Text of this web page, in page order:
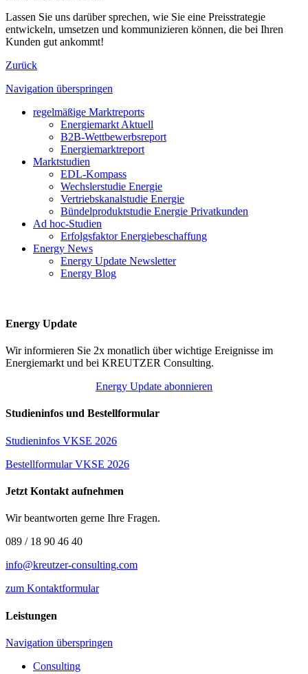
Lassen Sie uns darüber sprechen, wie Sie eine Preisstrategie
entwickeln, umsetzen und kommunizieren können, die bei Ihren
Kunden gut ankommt!
Zurück
Navigation überspringen
regelmäßige Marktreports
Energiemarkt Aktuell
B2B-Wettbewerbsreport
Energiemarktreport
Marktstudien
EDL-Kompass
Wechslerstudie Energie
Vertriebskanalstudie Energie
Bündelproduktstudie Energie Privatkunden
Ad hoc-Studien
Erfolgsfaktor Energiebeschaffung
Energy News
Energy Update Newsletter
Energy Blog
Energy Update
Wir informieren Sie 2x monatlich über wichtige Ereignisse im
Energiemarkt und bei KREUTZER Consulting.
Energy Update abonnieren
Studieninfos und Bestellformular
Studieninfos VKSE 2026
Bestellformular VKSE 2026
Jetzt Kontakt aufnehmen
Wir beantworten gerne Ihre Fragen.
089 / 18 90 46 40
info@kreutzer-consulting.com
zum Kontaktformular
Leistungen
Navigation überspringen
Consulting